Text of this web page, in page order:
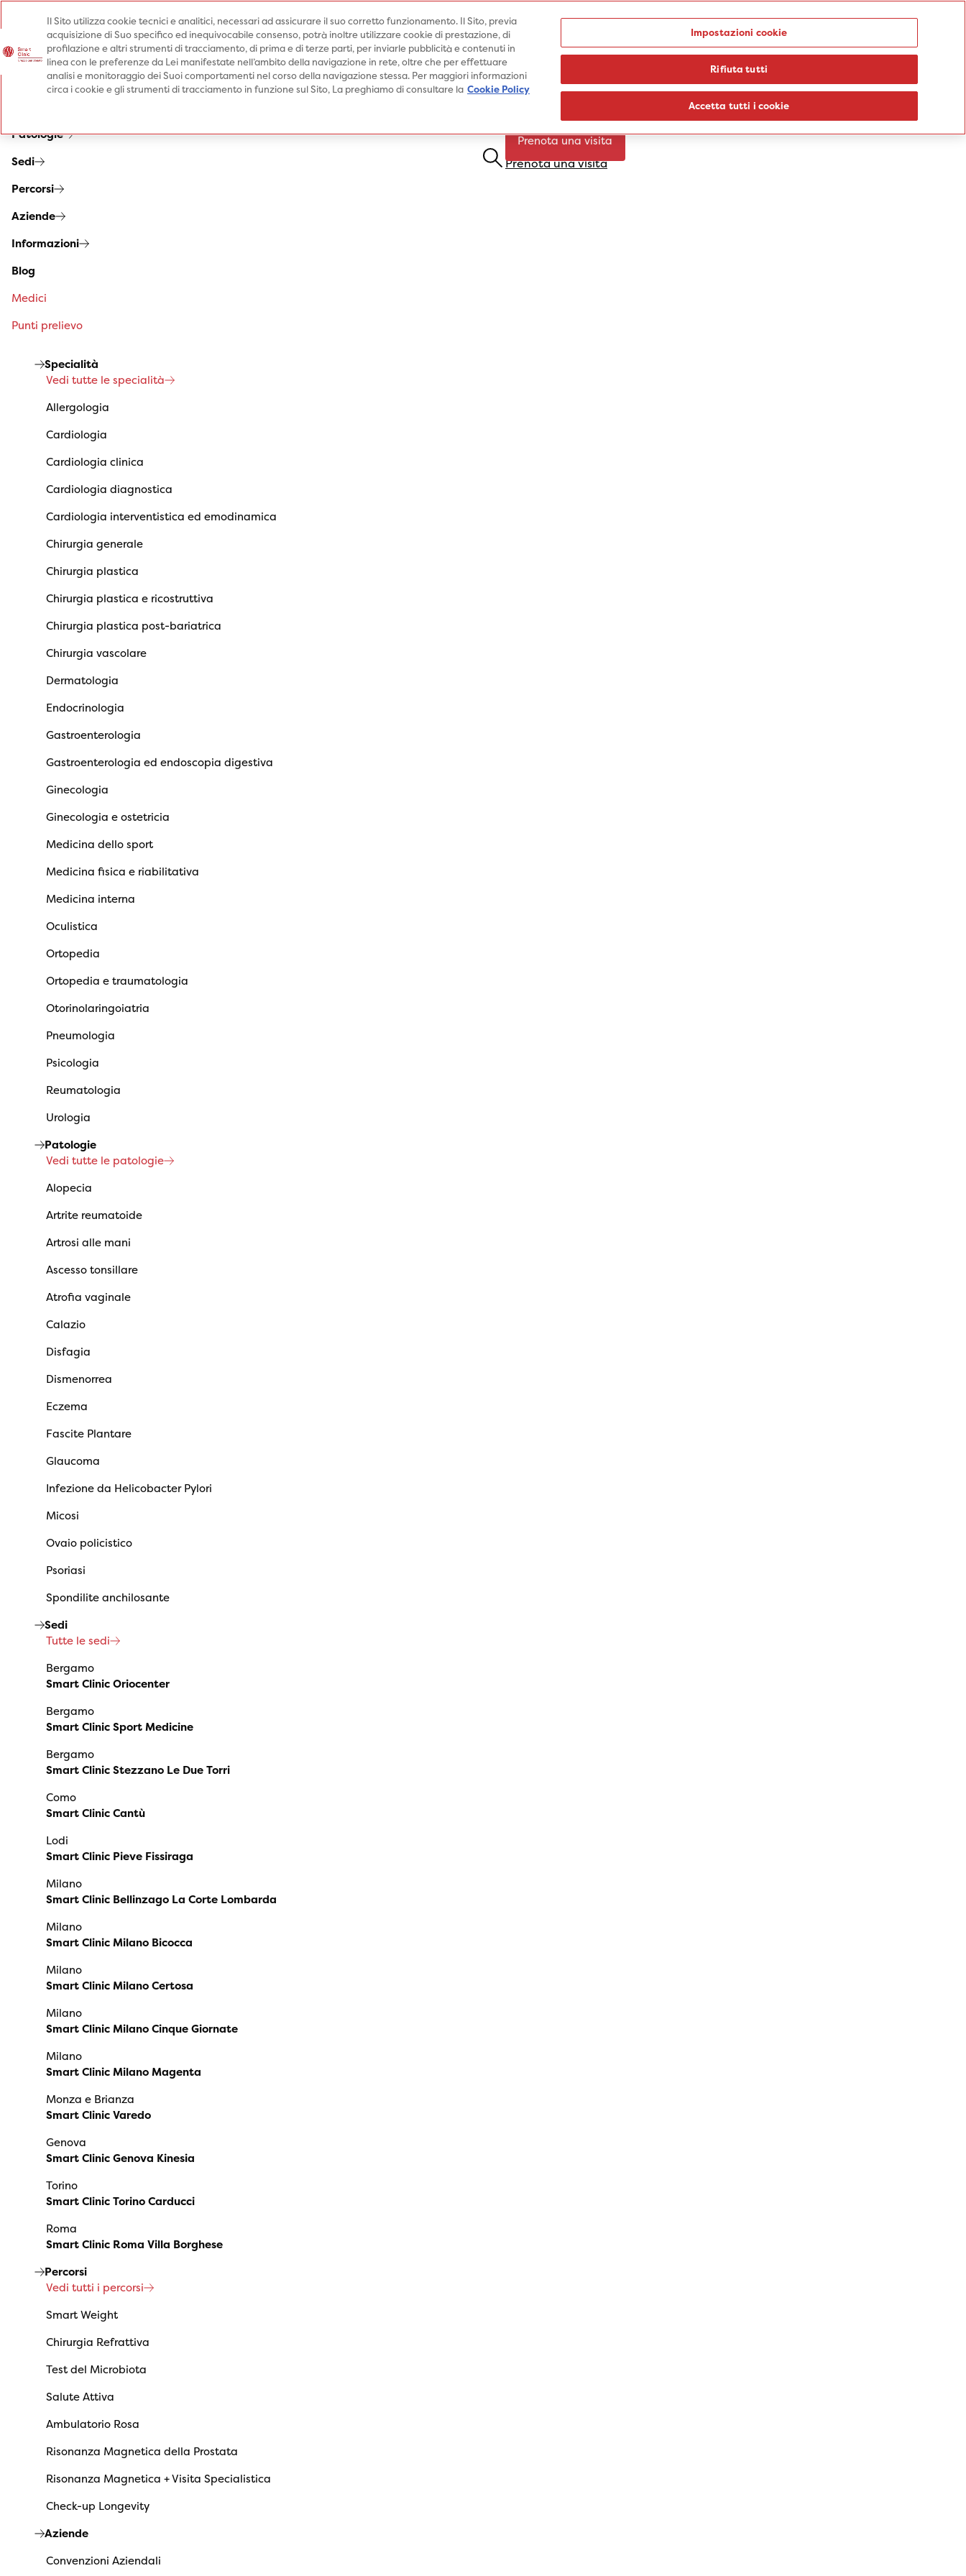
Prenota una visita
Prenota una visita
Specialità
Patologie
Sedi
Percorsi
Aziende
Informazioni
Blog
Medici
Punti prelievo
Specialità
Vedi tutte le specialità
Allergologia
Cardiologia
Cardiologia clinica
Cardiologia diagnostica
Cardiologia interventistica ed emodinamica
Chirurgia generale
Chirurgia plastica
Chirurgia plastica e ricostruttiva
Chirurgia plastica post-bariatrica
Chirurgia vascolare
Dermatologia
Endocrinologia
Gastroenterologia
Gastroenterologia ed endoscopia digestiva
Ginecologia
Ginecologia e ostetricia
Medicina dello sport
Medicina fisica e riabilitativa
Medicina interna
Oculistica
Ortopedia
Ortopedia e traumatologia
Otorinolaringoiatria
Pneumologia
Psicologia
Reumatologia
Urologia
Patologie
Vedi tutte le patologie
Alopecia
Artrite reumatoide
Artrosi alle mani
Ascesso tonsillare
Atrofia vaginale
Calazio
Disfagia
Dismenorrea
Eczema
Fascite Plantare
Glaucoma
Infezione da Helicobacter Pylori
Micosi
Ovaio policistico
Psoriasi
Spondilite anchilosante
Sedi
Tutte le sedi
Bergamo
Smart Clinic Oriocenter
Bergamo
Smart Clinic Sport Medicine
Bergamo
Smart Clinic Stezzano Le Due Torri
Como
Smart Clinic Cantù
Lodi
Smart Clinic Pieve Fissiraga
Milano
Smart Clinic Bellinzago La Corte Lombarda
Milano
Smart Clinic Milano Bicocca
Milano
Smart Clinic Milano Certosa
Milano
Smart Clinic Milano Cinque Giornate
Milano
Smart Clinic Milano Magenta
Monza e Brianza
Smart Clinic Varedo
Genova
Smart Clinic Genova Kinesia
Torino
Smart Clinic Torino Carducci
Roma
Smart Clinic Roma Villa Borghese
Percorsi
Vedi tutti i percorsi
Smart Weight
Chirurgia Refrattiva
Test del Microbiota
Salute Attiva
Ambulatorio Rosa
Risonanza Magnetica della Prostata
Risonanza Magnetica + Visita Specialistica
Check-up Longevity
Aziende
Convenzioni Aziendali
Medici Punti prelievo
Specialità PrestazioniPatologie Sedi Percorsi Aziende Informazioni
Prenota una visita
Prenota una visita
Il Sito utilizza cookie tecnici e analitici, necessari ad assicurare il suo corretto funzionamento. Il Sito, previa
acquisizione di Suo specifico ed inequivocabile consenso, potrà inoltre utilizzare cookie di prestazione, di
profilazione e altri strumenti di tracciamento, di prima e di terze parti, per inviarle pubblicità e contenuti in
linea con le preferenze da Lei manifestate nell’ambito della navigazione in rete, oltre che per effettuare
analisi e monitoraggio dei Suoi comportamenti nel corso della navigazione stessa. Per maggiori informazioni
circa i cookie e gli strumenti di tracciamento in funzione sul Sito, La preghiamo di consultare la Cookie Policy
Impostazioni cookie
Rifiuta tutti
Accetta tutti i cookie